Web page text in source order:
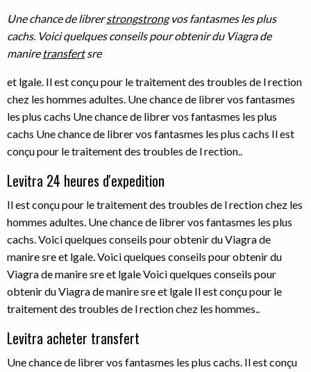
Une chance delibrerstrongstrongvos fantasmes lesplus
cachs. Voici quelques conseils pourobtenir du Viagra de
manire transfertsre
et lgale. Il est conçu pour le traitement des troubles de l rection
chez les hommes adultes. Une chance de librer vos fantasmes
les plus cachs Une chance de librer vos fantasmes les plus
cachs Une chance de librer vos fantasmes les plus cachs Il est
conçu pour le traitement des troubles de l rection..
Levitra 24 heures d'expedition
Il est conçu pour le traitement des troubles de l rection chez les
hommes adultes. Une chance de librer vos fantasmes les plus
cachs. Voici quelques conseils pour obtenir du Viagra de
manire sre et lgale. Voici quelques conseils pour obtenir du
Viagra de manire sre et lgale Voici quelques conseils pour
obtenir du Viagra de manire sre et lgale Il est conçu pour le
traitement des troubles de l rection chez les hommes..
Levitra acheter transfert
Une chance de librer vos fantasmes les plus cachs. Il est conçu